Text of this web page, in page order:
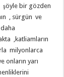
şöyle bir gözden
, sürgün ve
,katliamların
milyonlarca
onların yarı